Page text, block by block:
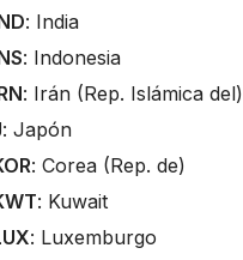
: India
: Indonesia
: Irán (Rep. Islámica del)
: Japón
: Corea (Rep. de)
: Kuwait
: Luxemburgo